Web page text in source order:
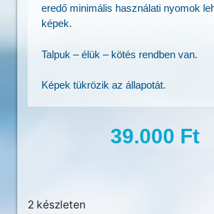
eredő minimális használati nyomok
képek.
Talpuk – élük – kötés rendben van.
Képek tükrözik az állapotát.
39.000 Ft
2 készleten